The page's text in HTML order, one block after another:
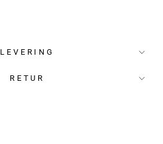
LEVERING
RETUR